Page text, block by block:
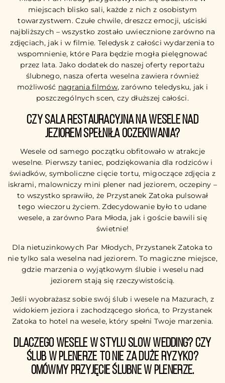
miejscach blisko sali, każde z nich z osobistym
towarzystwem. Czułe chwile, dreszcz emocji, uściski
najbliższych – wszystko zostało uwiecznione zarówno na
zdjęciach, jak i w filmie. Teledysk z całości wydarzenia to
wspomnienie, które Para będzie mogła pielęgnować
przez lata. Jako dodatek do naszej oferty reportażu
ślubnego, nasza oferta weselna zawiera również
możliwość nagrania filmów, zarówno teledysku, jak i
poszczególnych scen, czy dłuższej całości.
Czy sala restauracyjna na wesele nad
jeziorem spełniła oczekiwania?
Wesele od samego początku obfitowało w atrakcje
weselne. Pierwszy taniec, podziękowania dla rodziców i
świadków, symboliczne cięcie tortu, migoczące zdjęcia z
iskrami, malowniczy mini plener nad jeziorem, oczepiny –
to wszystko sprawiło, że Przystanek Zatoka pulsował
tego wieczoru życiem. Zdecydowanie było to udane
wesele, a zarówno Para Młoda, jak i goście bawili się
świetnie!
Dla nietuzinkowych Par Młodych, Przystanek Zatoka to
nie tylko sala weselna nad jeziorem. To magiczne miejsce,
gdzie marzenia o wyjątkowym ślubie i weselu nad
jeziorem stają się rzeczywistością.
Jeśli wyobrażasz sobie swój ślub i wesele na Mazurach, z
widokiem jeziora i zachodzącego słońca, to Przystanek
Zatoka to hotel na wesele, który spełni Twoje marzenia.
Dlaczego wesele w stylu slow wedding? Czy
ślub w plenerze to nie za duże ryzyko?
Omówmy przyjęcie ślubne w plenerze.